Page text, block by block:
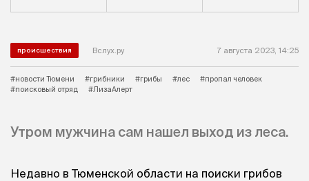
происшествия Вслух.ру 7 августа 2023, 14:25
#новости Тюмени #грибники #грибы #лес
#пропал человек
#поисковый отряд
#ЛизаАлерт
Утром мужчина сам нашел выход из леса.
Недавно в Тюменской области на поиски грибов